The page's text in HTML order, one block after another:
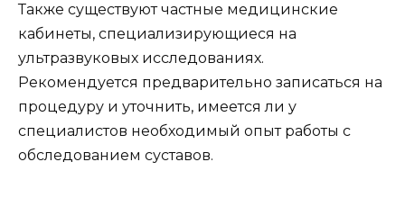
Также существуют частные медицинские
кабинеты, специализирующиеся на
ультразвуковых исследованиях.
Рекомендуется предварительно записаться на
процедуру и уточнить, имеется ли у
специалистов необходимый опыт работы с
обследованием суставов.